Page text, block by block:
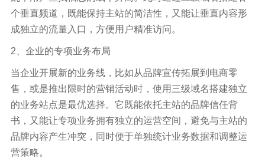
个垂直频道，既能保持主站的简洁性，又能让垂直内容形
成独立的流量入口，方便用户精准访问。
2、企业的专项业务布局
当企业开展新的业务线，比如从品牌宣传拓展到电商零
售，或是推出限时的营销活动时，使用三级域名搭建独立
的业务站点是最优选择。它既能依托主站的品牌信任背
书，又能让专项业务拥有独立的运营空间，避免与主站的
品牌内容产生冲突，同时便于单独统计业务数据和调整运
营策略。